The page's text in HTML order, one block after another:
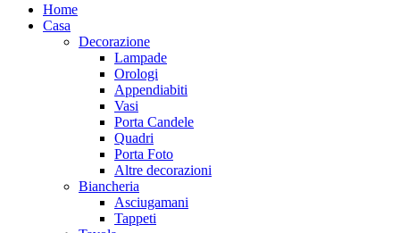
Home
Casa
Decorazione
Lampade
Orologi
Appendiabiti
Vasi
Porta Candele
Quadri
Porta Foto
Altre decorazioni
Biancheria
Asciugamani
Tappeti